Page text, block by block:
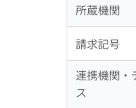
所蔵機関
請求記号
連携機関・
ス